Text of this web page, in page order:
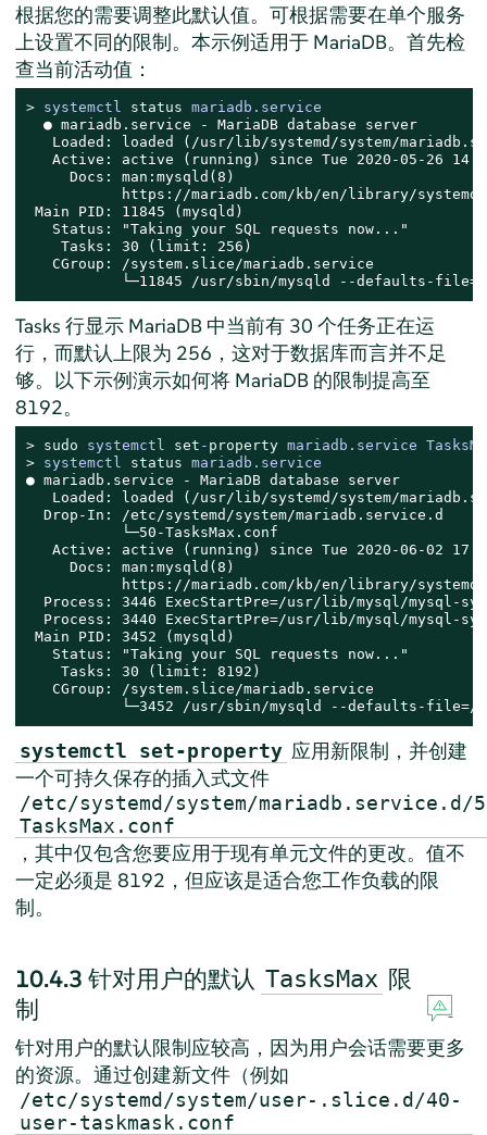
根据您的需要调整此默认值。可根据需要在单个服务
上设置不同的限制。本示例适用于 MariaDB。首先检
查当前活动值：
> systemctl status mariadb.service
  ● mariadb.service - MariaDB database server
Loaded: loaded (/usr/lib/systemd/system/
Active: active (running) since Tue 2020-05-26
     Docs: man:mysqld(8)
           https://mariadb.com/kb/en/library/systemd/
Main PID: 11845 (mysqld)
   Status: "Taking your SQL requests now..."
    Tasks: 30 (limit: 256)
   CGroup: /system.slice/mariadb.service
└─11845 /usr/sbin/mysqld --defaults-
Tasks 行显示 MariaDB 中当前有 30 个任务正在运
行，而默认上限为 256，这对于数据库而言并不足
够。以下示例演示如何将 MariaDB 的限制提高至
8192。
> sudo systemctl set - property mariadb.service
> systemctl status mariadb.service
● mariadb.service - MariaDB database server
Loaded: loaded (/usr/lib/systemd/system/
  Drop-In: /etc/systemd/system/mariadb.service.d
           └─50-TasksMax.conf
Active: active (running) since Tue 2020-06-02
     Docs: man:mysqld(8)
           https://mariadb.com/kb/en/library/systemd/
Process: 3446 ExecStartPre=/usr/lib/mysql/mysql-
Process: 3440 ExecStartPre=/usr/lib/mysql/mysql-
Main PID: 3452 (mysqld)
   Status: "Taking your SQL requests now..."
    Tasks: 30 (limit: 8192)
   CGroup: /system.slice/mariadb.service
└─3452 /usr/sbin/mysqld --defaults-file=/
systemctl set-property 应用新限制，并创建
一个可持久保存的插入式文件
/etc/systemd/system/mariadb.service.d/
TasksMax.conf
，其中仅包含您要应用于现有单元文件的更改。值不
一定必须是 8192，但应该是适合您工作负载的限
制。
10.4.3 针对用户的默认 TasksMax 限
制
针对用户的默认限制应较高，因为用户会话需要更多
的资源。通过创建新文件（例如
/etc/systemd/system/user-.slice.d/40-
user-taskmask.conf